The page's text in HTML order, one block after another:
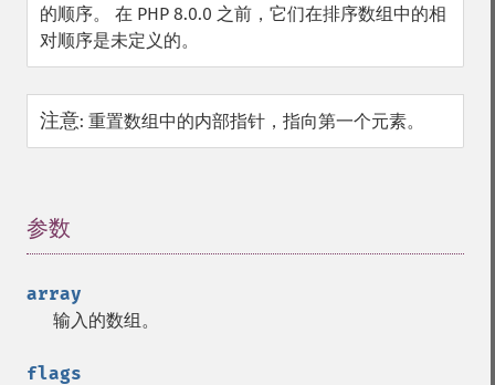
的顺序。 在 PHP 8.0.0 之前，它们在排序数组中的相
对顺序是未定义的。
注意: 重置数组中的内部指针，指向第一个元素。
参数
array
输入的数组。
flags